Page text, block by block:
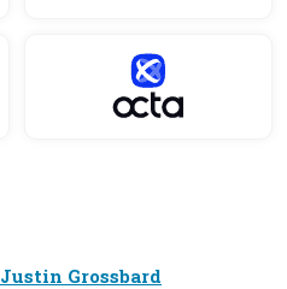
Justin Grossbard